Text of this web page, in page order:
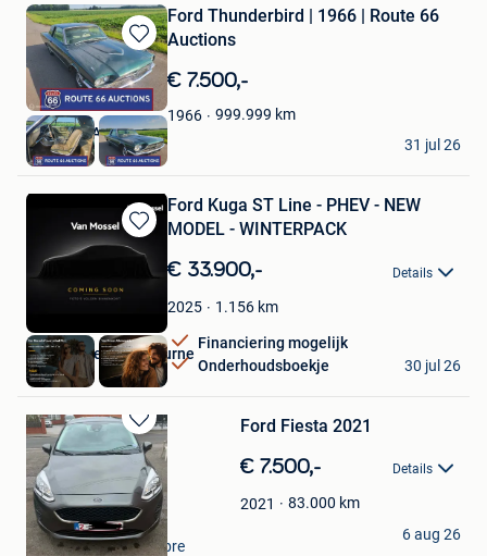
Bewaren
in
Mijn
Favorieten
Ford Thunderbird | 1966 | Route 66
Auctions
€ 7.500,-
1966 999.999 km
Route 66 Auctions
Waalwijk
31 jul 26
Bewaren
Favorieten
Ford Kuga ST Line - PHEV - NEW
MODEL - WINTERPACK
€ 33.900,- Details
2025 1.156 km
Financiering mogelijk
Onderhoudsboekje
Van Mossel Ford Deurne
Deurne
30 jul 26
Bewaren
in
Mijn
Favorieten
Ford Fiesta 2021
€ 7.500,- Details
2021 83.000 km
Wendy Versmissen
Montignies-Sur-Sambre
6 aug 26